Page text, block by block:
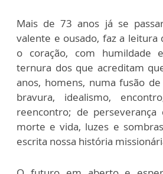
Mais de 73 anos já se
valente e ousado, faz a leitura
o coração, com humildade
ternura dos que acreditam
anos, homens, numa fusão
bravura, idealismo,
reencontro; de perseverança
morte e vida, luzes e
escrita nossa história